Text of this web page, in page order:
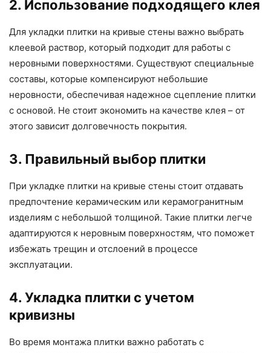
2. Использование подходящего клея
Для укладки плитки на кривые стены важно выбрать
клеевой раствор, который подходит для работы с
неровными поверхностями. Существуют специальные
составы, которые компенсируют небольшие
неровности, обеспечивая надежное сцепление плитки
с основой. Не стоит экономить на качестве клея – от
этого зависит долговечность покрытия.
3. Правильный выбор плитки
При укладке плитки на кривые стены стоит отдавать
предпочтение керамическим или керамогранитным
изделиям с небольшой толщиной. Такие плитки легче
адаптируются к неровным поверхностям, что поможет
избежать трещин и отслоений в процессе
эксплуатации.
4. Укладка плитки с учетом
кривизны
Во время монтажа плитки важно работать с